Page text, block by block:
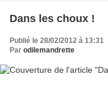
Dans les choux !
Publié le 28/02/2012 à 13:31
Par odilemandrette